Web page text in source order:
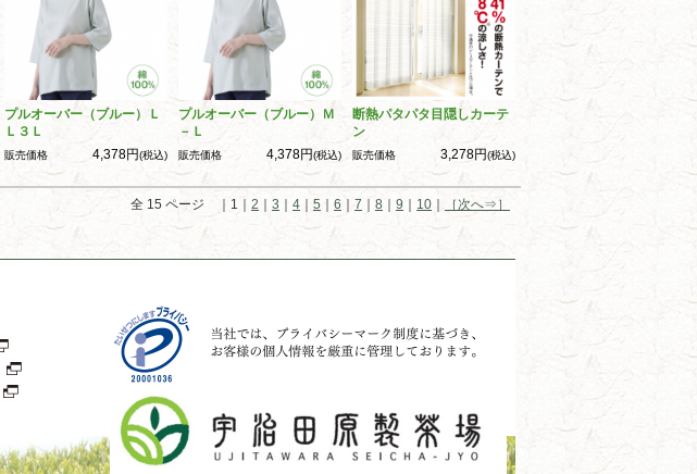
プルオーバー（ブルー）Ｌ
Ｌ３Ｌ
販売価格 4,378円(税込)
プルオーバー（ブルー）Ｍ
－Ｌ
販売価格 4,378円(税込)
断熱パタパタ目隠しカーテ
ン
販売価格 3,278円(税込)
全 15 ページ ｜1｜ 2 3 4 5 6 7 8 9 10 ［次へ⇒］